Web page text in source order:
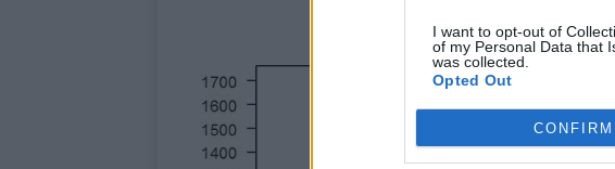
I want to opt-out of
of my Personal Data that
was collected.
Opted Out
CONFIRM